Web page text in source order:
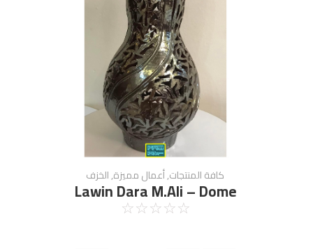
كافة المنتجات,أعمال مميزة,الخزف
Lawin Dara M.Ali – Dome
☆
☆
☆
☆
☆